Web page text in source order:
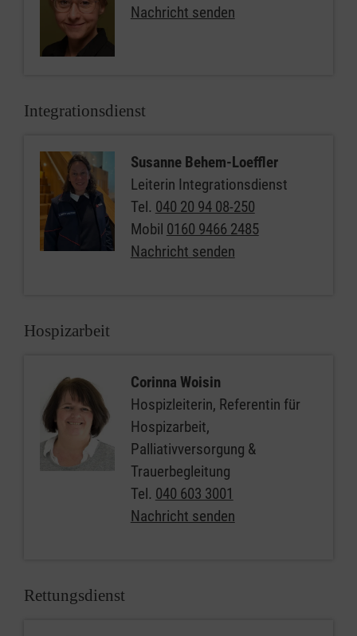
Nachricht senden
Integrationsdienst
Susanne Behem-Loeffler
Leiterin Integrationsdienst
Tel. 040 20 94 08-250
Mobil 0160 9466 2485
Nachricht senden
Hospizarbeit
Corinna Woisin
Hospizleiterin, Referentin für
Hospizarbeit,
Palliativversorgung &
Trauerbegleitung
Tel. 040 603 3001
Nachricht senden
Rettungsdienst